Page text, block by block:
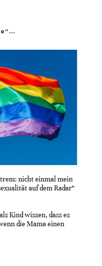
nicht einmal mein
auf dem Radar“
Kind wissen, dass es
die Mama einen